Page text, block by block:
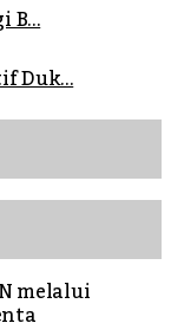
B...
Duk...
melalui